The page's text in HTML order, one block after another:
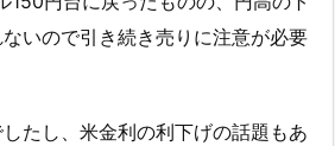
いので引き続き売りに注意が必要
たし、米金利の利下げの話題もあ